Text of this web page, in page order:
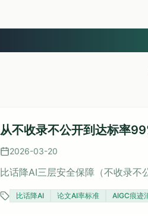
从不收录不公开到达标率
2026-03-20
比话降AI三层安全保障（不收录
比话降AI 论文AI率标准 AIGC痕迹